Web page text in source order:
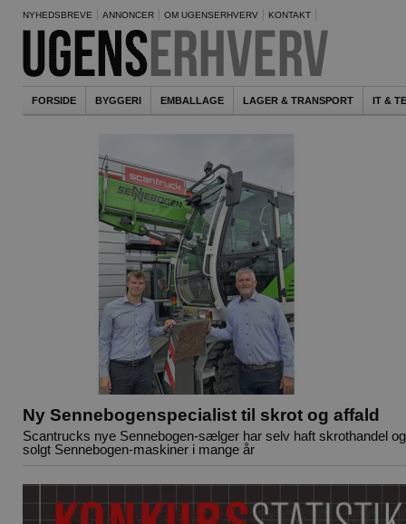
NYHEDSBREVE ANNONCER OM UGENSERHVERV KONTAKT
FORSIDE BYGGERI EMBALLAGE LAGER & TRANSPORT IT &
Ny Sennebogenspecialist til skrot og affald
Scantrucks nye Sennebogen-sælger har selv haft skrothandel
solgt Sennebogen-maskiner i mange år